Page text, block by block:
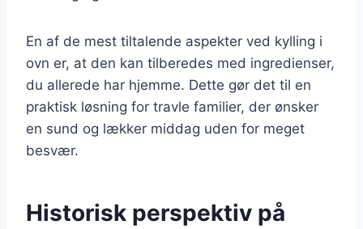
En af de mest tiltalende aspekter ved kylling i
ovn er, at den kan tilberedes med ingredienser,
du allerede har hjemme. Dette gør det til en
praktisk løsning for travle familier, der ønsker
en sund og lækker middag uden for meget
besvær.
Historisk perspektiv på